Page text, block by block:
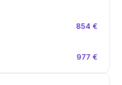
854 €
977 €